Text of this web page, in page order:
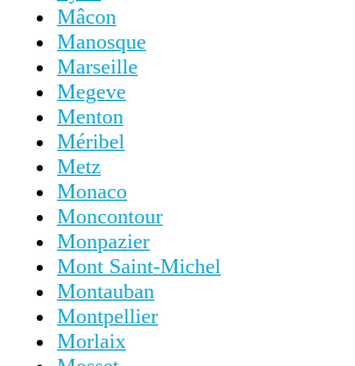
Mâcon
Manosque
Marseille
Megeve
Menton
Méribel
Metz
Monaco
Moncontour
Monpazier
Mont Saint-Michel
Montauban
Montpellier
Morlaix